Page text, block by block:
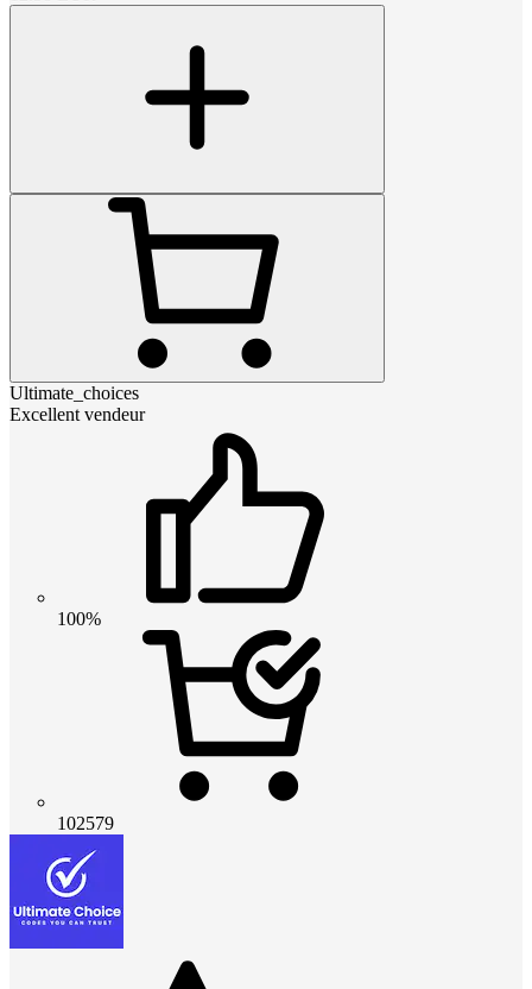
Ultimate_choices
Excellent vendeur
100%
102579